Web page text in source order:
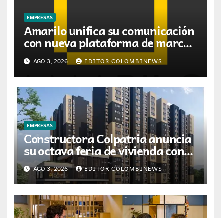
EMPRESAS
Amarilo unifica su comunicación
con nueva plataforma de marca
desarrollada por Digitas
Colombia
AGO 3, 2026 EDITOR COLOMBINEWS
EMPRESAS
Constructora Colpatria anuncia
su octava feria de vivienda con
promociones en agosto
AGO 3, 2026 EDITOR COLOMBINEWS